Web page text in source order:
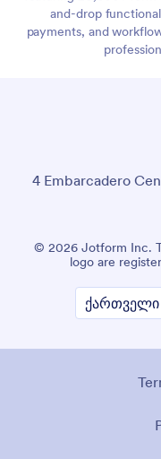
and-drop
payments, and
4 Embarcadero
© 2026 Jotform Inc.
logo are